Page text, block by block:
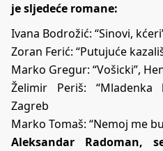
je sljedeće romane:
Ivana Bodrožić: “Sinovi,
Zoran Ferić: “Putujuće
Marko Gregur: “Vošicki”,
Želimir Periš: “Mladenka
Zagreb
Marko Tomaš: “Nemoj me
Aleksandar Radoman,